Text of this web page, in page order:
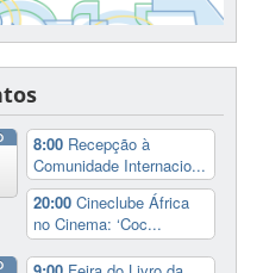
8:00 Recepção à
Comunidade Internacio...
20:00Cineclube África
no Cinema: ‘Coc...